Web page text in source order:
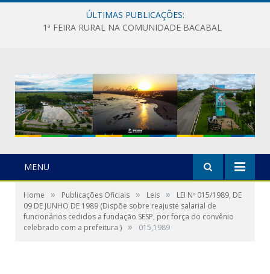
ÚLTIMAS PUBLICAÇÕES:
1ª FEIRA RURAL NA COMUNIDADE BACABAL
MENU
Home » Publicações Oficiais » Leis »
LEI Nº 015/1989, DE
09 DE JUNHO DE 1989 (Dispõe sobre reajuste salarial de
funcionários cedidos a fundação SESP, por força do convênio
celebrado com a prefeitura ) » 015,1989